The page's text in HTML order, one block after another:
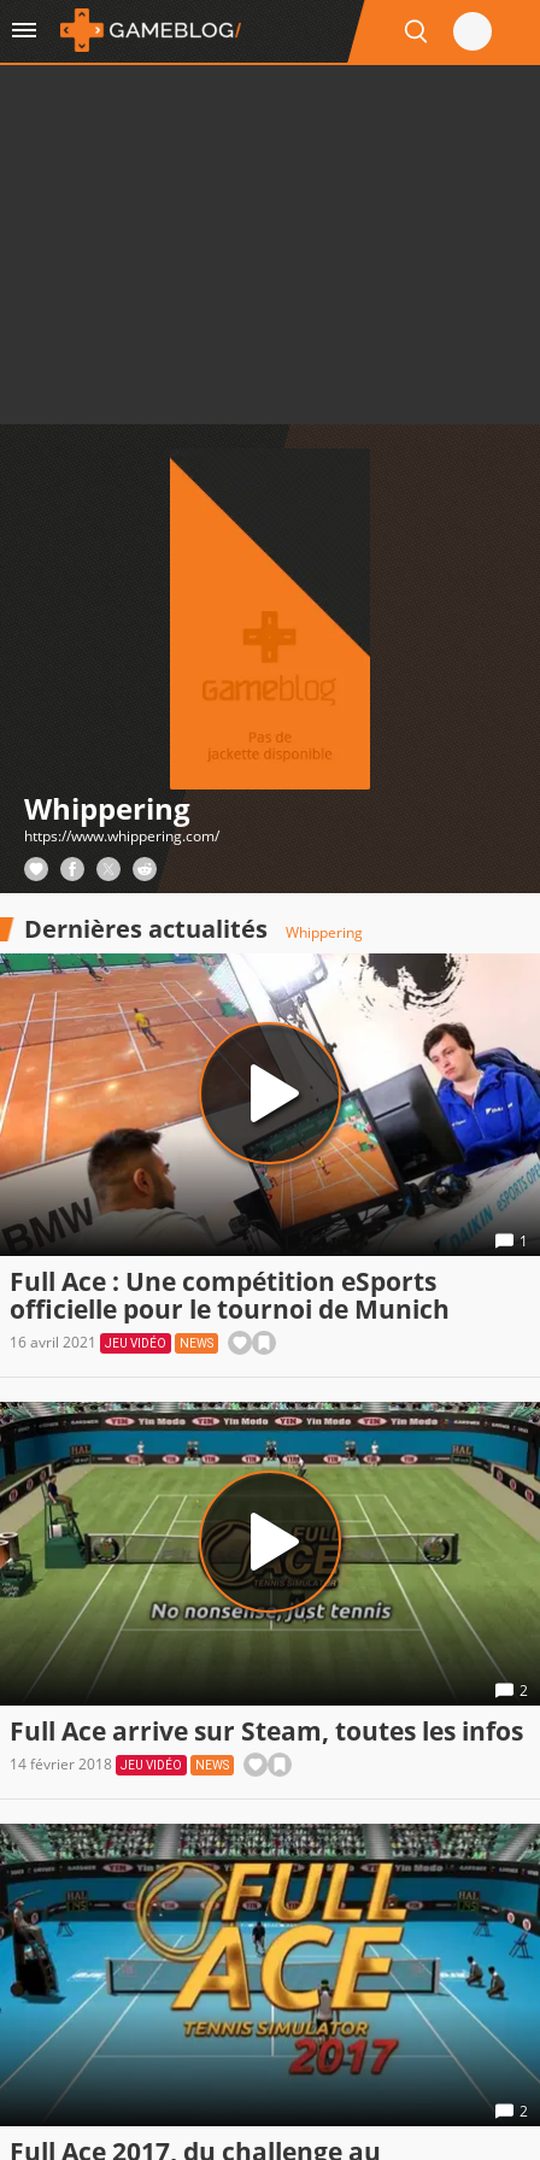
Whippering
https://www.whippering.com/
Dernières actualités Whippering
1
Full Ace : Une compétition eSports
officielle pour le tournoi de Munich
16 avril 2021 JEU VIDÉO NEWS
2
Full Ace arrive sur Steam, toutes les infos
14 février 2018 JEU VIDÉO NEWS
2
Full Ace 2017, du challenge au